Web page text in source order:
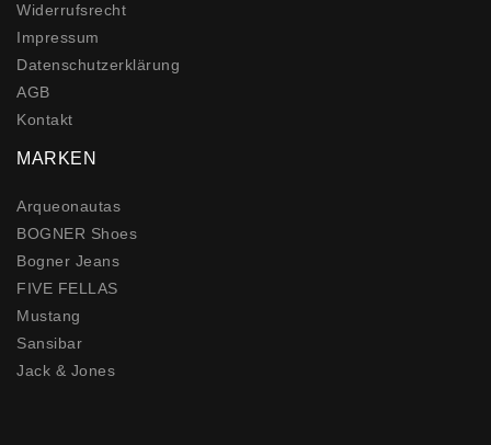
Widerrufs­recht
Impressum
Daten­schutz­erklärung
AGB
Kontakt
MARKEN
Arqueonautas
BOGNER Shoes
Bogner Jeans
FIVE FELLAS
Mustang
Sansibar
Jack & Jones